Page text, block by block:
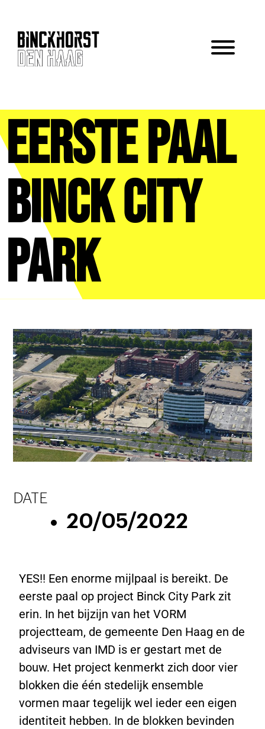
Eerste paal
Binck City
Park
DATE
20/05/2022
YES!! Een enorme mijlpaal is bereikt. De
eerste paal op project Binck City Park zit
erin. In het bijzijn van het VORM
projectteam, de gemeente Den Haag en de
adviseurs van IMD is er gestart met de
bouw. Het project kenmerkt zich door vier
blokken die één stedelijk ensemble
vormen maar tegelijk wel ieder een eigen
identiteit hebben. In de blokken bevinden